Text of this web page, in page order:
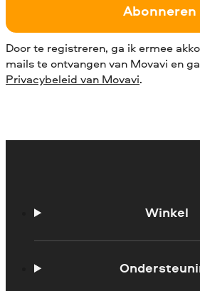
Abonneren
Door te registreren, ga ik ermee
mails te ontvangen van Movavi en
Privacybeleid van Movavi.
Winkel
Mac-producten